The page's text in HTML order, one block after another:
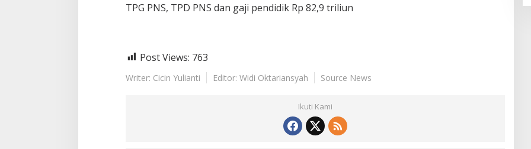
TPG PNS, TPD PNS dan gaji pendidik Rp 82,9 triliun
Post Views: 763
Writer: Cicin Yulianti Editor: Widi Oktariansyah Source News
Ikuti Kami